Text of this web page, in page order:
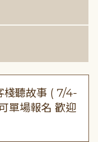
棧聽故事 ( 7/4-
單場報名 歡迎